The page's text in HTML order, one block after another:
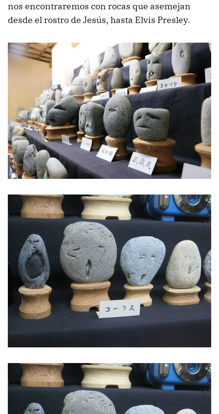
nos encontraremos con rocas que asemejan
desde el rostro de Jesús, hasta Elvis Presley.